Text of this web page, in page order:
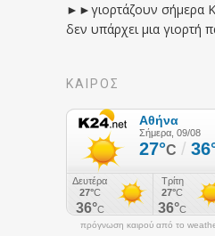
►►γιορτάζουν σήμερα
δεν υπάρχει μια γιορτή
ΚΑΙΡΟΣ
πρόγνωση καιρού από το